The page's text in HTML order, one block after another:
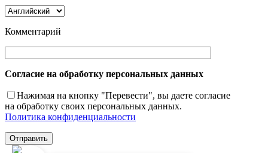
Комментарий
Согласие на обработку персональных данных
Нажимая на кнопку "Перевести", вы даете согласие
на обработку своих персональных данных.
Политика конфиденциальности